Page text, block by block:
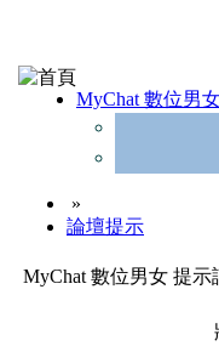
MyChat 數位男
»
論壇提示
MyChat 數位男女 提示